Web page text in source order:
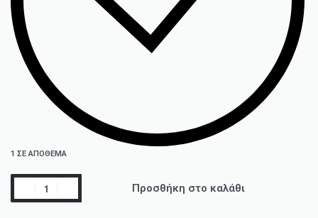
1 ΣΕ ΑΠΌΘΕΜΑ
Προσθήκη στο καλάθι